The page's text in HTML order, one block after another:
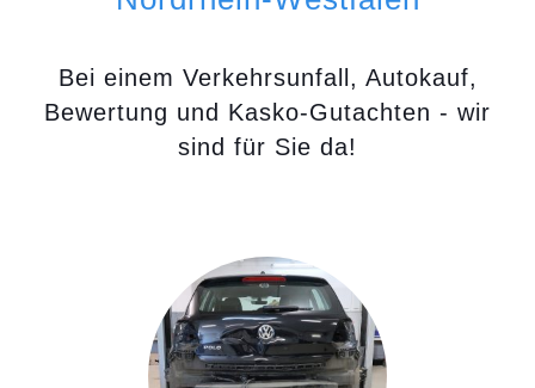
Bei einem Verkehrsunfall, Autokauf,
Bewertung und Kasko-Gutachten - wir
sind für Sie da!